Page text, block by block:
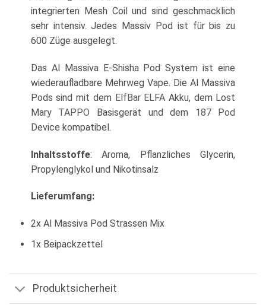
integrierten Mesh Coil und sind geschmacklich
sehr intensiv. Jedes Massiv Pod ist für bis zu
600 Züge ausgelegt.
Das Al Massiva E-Shisha Pod System ist eine
wiederaufladbare Mehrweg Vape. Die Al Massiva
Pods sind mit dem ElfBar ELFA Akku, dem Lost
Mary TAPPO Basisgerät und dem 187 Pod
Device kompatibel.
Inhaltsstoffe: Aroma, Pflanzliches Glycerin,
Propylenglykol und Nikotinsalz
Lieferumfang:
2x Al Massiva Pod Strassen Mix
1x Beipackzettel
Produktsicherheit